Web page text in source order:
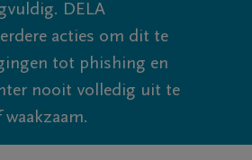
DELA
acties om dit te
tot phishing en
nooit volledig uit te